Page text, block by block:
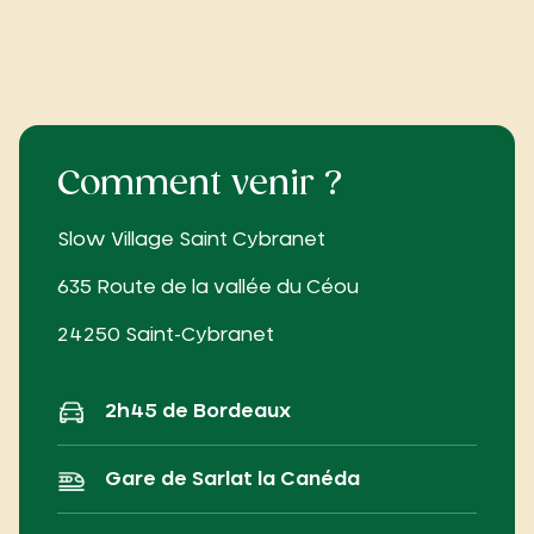
Comment venir ?
Slow Village Saint Cybranet
635 Route de la vallée du Céou
24250 Saint-Cybranet
2h45 de Bordeaux
Gare de Sarlat la Canéda